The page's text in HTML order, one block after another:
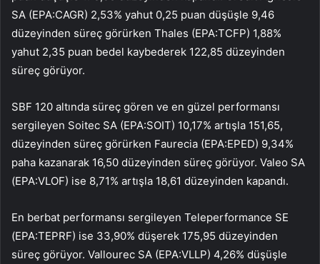
SA (EPA:CAGR) 2,53% yahut 0,25 puan düşüşle 9,46
düzeyinden süreç görürken Thales (EPA:TCFP) 1,88%
yahut 2,35 puan bedel kaybederek 122,85 düzeyinden
süreç görüyor.
SBF 120 altında süreç gören ve en güzel performansı
sergileyen Soitec SA (EPA:SOIT) 10,17% artışla 151,65,
düzeyinden süreç görürken Faurecia (EPA:EPED) 9,34%
paha kazanarak 16,50 düzeyinden süreç görüyor. Valeo SA
(EPA:VLOF) ise 8,71% artışla 18,61 düzeyinden kapandı.
En berbat performansı sergileyen Teleperformance SE
(EPA:TEPRF) ise 33,90% düşerek 175,95 düzeyinden
süreç görüyor. Vallourec SA (EPA:VLLP) 4,26% düşüşle